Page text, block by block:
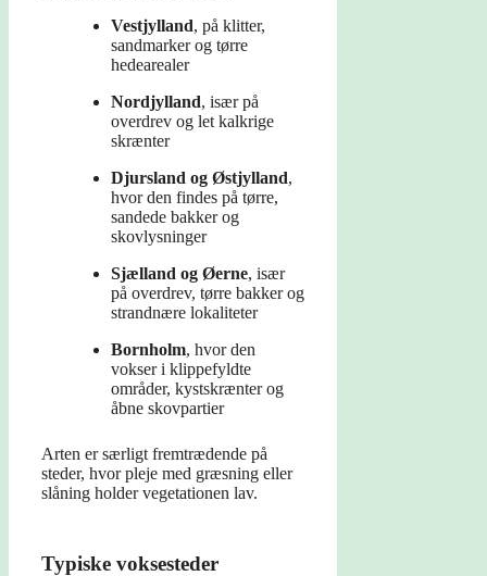
Vestjylland, på klitter,
sandmarker og tørre
hedearealer
Nordjylland, især på
overdrev og let kalkrige
skrænter
Djursland og Østjylland,
hvor den findes på tørre,
sandede bakker og
skovlysninger
Sjælland og Øerne, især
på overdrev, tørre bakker og
strandnære lokaliteter
Bornholm, hvor den
vokser i klippefyldte
områder, kystskrænter og
åbne skovpartier
Arten er særligt fremtrædende på
steder, hvor pleje med græsning eller
slåning holder vegetationen lav.
Typiske voksesteder